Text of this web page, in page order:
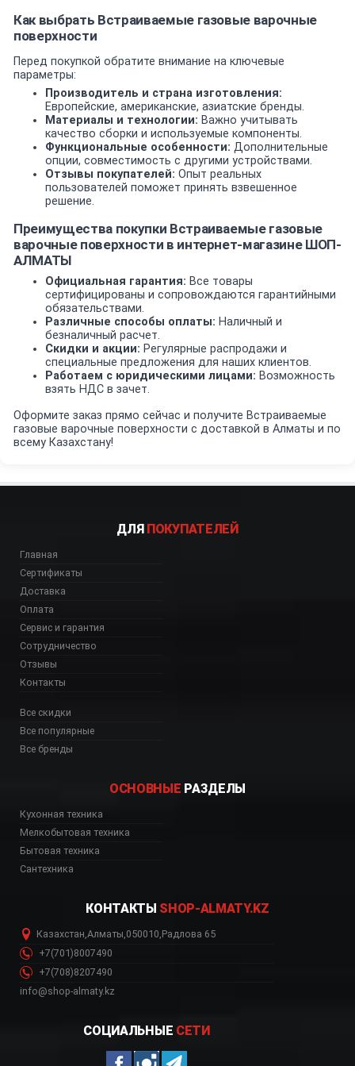
Как выбрать Встраиваемые газовые варочные
поверхности
Перед покупкой обратите внимание на ключевые
параметры:
Производитель и страна изготовления:
Европейские, американские, азиатские бренды.
Материалы и технологии: Важно учитывать
качество сборки и используемые компоненты.
Функциональные особенности: Дополнительные
опции, совместимость с другими устройствами.
Отзывы покупателей: Опыт реальных
пользователей поможет принять взвешенное
решение.
Преимущества покупки Встраиваемые газовые
варочные поверхности в интернет-магазине ШОП-
АЛМАТЫ
Официальная гарантия: Все товары
сертифицированы и сопровождаются гарантийными
обязательствами.
Различные способы оплаты: Наличный и
безналичный расчет.
Скидки и акции: Регулярные распродажи и
специальные предложения для наших клиентов.
Работаем с юридическими лицами: Возможность
взять НДС в зачет.
Оформите заказ прямо сейчас и получите Встраиваемые
газовые варочные поверхности с доставкой в Алматы и по
всему Казахстану!
ДЛЯ ПОКУПАТЕЛЕЙ
Главная
Сертификаты
Доставка
Оплата
Сервис и гарантия
Сотрудничество
Отзывы
Контакты
Все скидки
Все популярные
Все бренды
ОСНОВНЫЕ РАЗДЕЛЫ
Кухонная техника
Мелкобытовая техника
Бытовая техника
Сантехника
КОНТАКТЫ SHOP-ALMATY.KZ
Казахстан,Алматы,050010,Радлова 65
+7(701)8007490
+7(708)8207490
info@shop-almaty.kz
СОЦИАЛЬНЫЕ СЕТИ